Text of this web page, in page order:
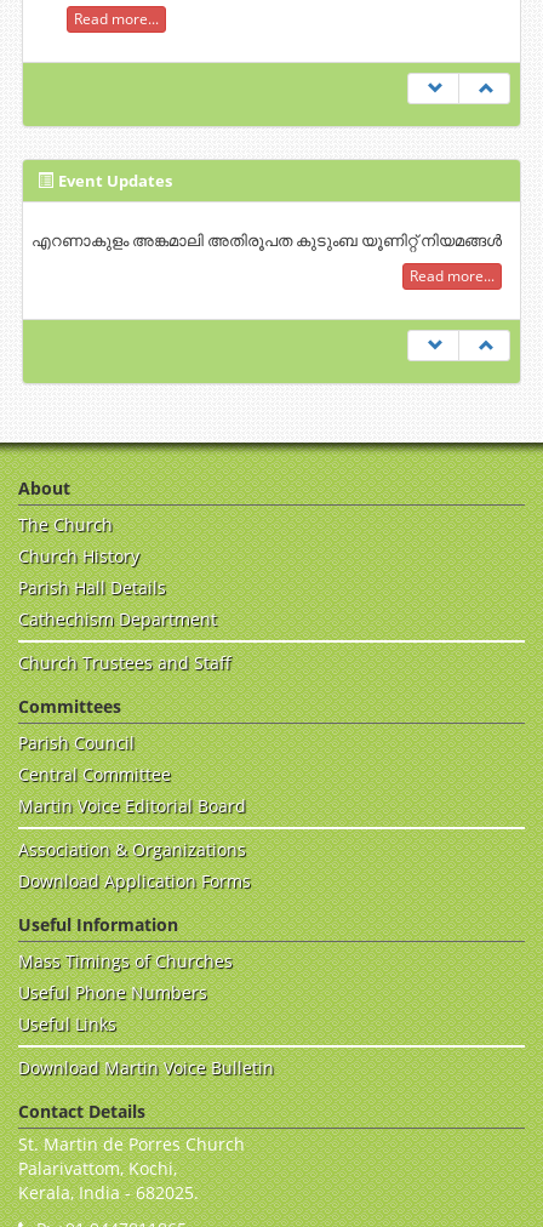
Read more...
Event Updates
എറണാകുളം അങ്കമാലി അതിരൂപത കുടുംബ യൂണിറ്റ് നിയമങ്ങൾ
Read more...
About
The Church
Church History
Parish Hall Details
Cathechism Department
Church Trustees and Staff
Committees
Parish Council
Central Committee
Martin Voice Editorial Board
Association & Organizations
Download Application Forms
Useful Information
Mass Timings of Churches
Useful Phone Numbers
Useful Links
Download Martin Voice Bulletin
Contact Details
St. Martin de Porres Church
Palarivattom, Kochi,
Kerala, India - 682025.